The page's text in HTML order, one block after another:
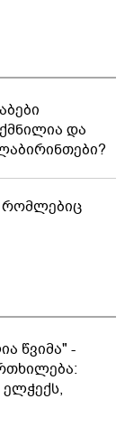
და
რომლებიც
წვიმა" -